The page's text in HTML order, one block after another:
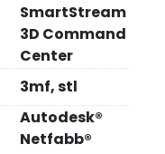
SmartStream
3D Command
Center
3mf, stl
Autodesk®
Netfabb®